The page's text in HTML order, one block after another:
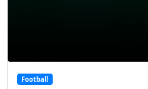
Football